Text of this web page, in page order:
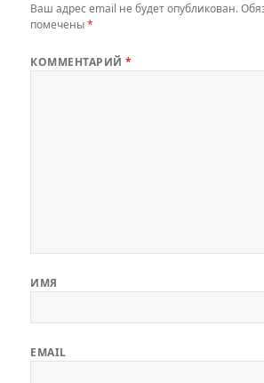
Ваш адрес email не будет опубликован.
помечены*
КОММЕНТАРИЙ*
ИМЯ
EMAIL